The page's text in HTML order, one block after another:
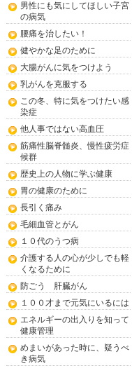
男性にも気にしてほしい子宮
の病気
腰痛を治したい！
健やかな足のために
大腸がんに気をつけよう
乳がんを克服する
この冬、特に気をつけたい感
染症
他人事ではない高血圧
筋痛性脳脊髄炎、慢性疲労症
候群
歴史上の人物に学ぶ健康
胃の健康のために
長引く痛み
毛細血管とがん
１０代のうつ病
介護する人の心が少しでも軽
くなるために
防ごう 肝臓がん
１００才まで元気にいるには
エネルギーの出入りを知って
健康管理
めまいがあった時に、疑うべ
き病気